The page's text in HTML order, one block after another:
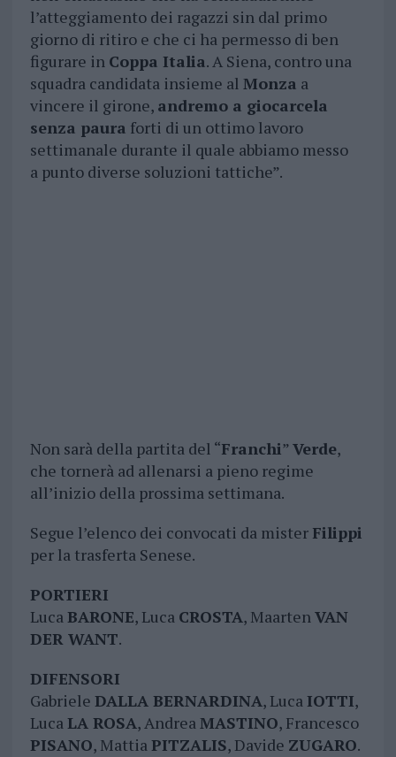
l’atteggiamento dei ragazzi sin dal primo
giorno di ritiro e che ci ha permesso di ben
figurare in Coppa Italia. A Siena, contro una
squadra candidata insieme al Monza a
vincere il girone, andremo a giocarcela
senza paura forti di un ottimo lavoro
settimanale durante il quale abbiamo messo
a punto diverse soluzioni tattiche”.
Non sarà della partita del “Franchi”Verde,
che tornerà ad allenarsi a pieno regime
all’inizio della prossima settimana.
Segue l’elenco dei convocati da mister Filippi
per la trasferta Senese.
PORTIERI
LucaBARONE, Luca CROSTA, MaartenVAN
DER WANT.
DIFENSORI
Gabriele DALLA BERNARDINA, Luca IOTTI,
LucaLA ROSA, AndreaMASTINO, Francesco
PISANO, MattiaPITZALIS, Davide ZUGARO.